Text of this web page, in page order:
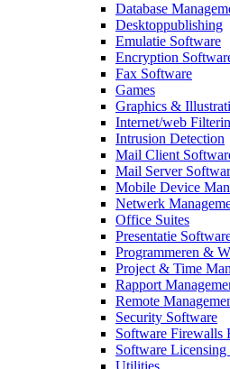
Database
Desktoppublishing
Emulatie Software
Encryption
Fax Software
Games
Graphics &
Internet/web
Intrusion Detection
Mail Client
Mail Server
Mobile Device
Netwerk
Office Suites
Presentatie
Programmeren &
Project & Time
Rapport
Remote
Security Software
Software Firewalls
Software
Utilities